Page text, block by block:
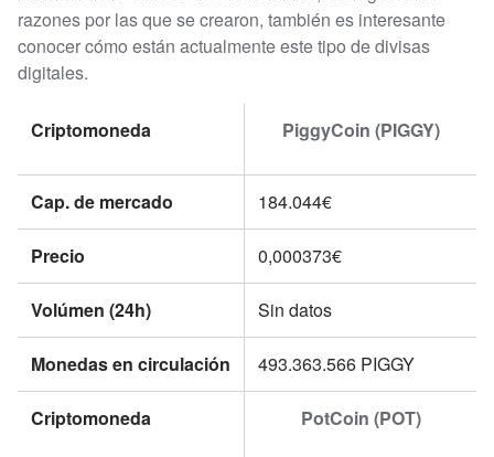
razones por las que se crearon, también es interesante
conocer cómo están actualmente este tipo de divisas
digitales.
Criptomoneda PiggyCoin (PIGGY)
Cap. de mercado 184.044€
Precio 0,000373€
Volúmen (24h) Sin datos
Monedas en circulación 493.363.566 PIGGY
Criptomoneda PotCoin (POT)